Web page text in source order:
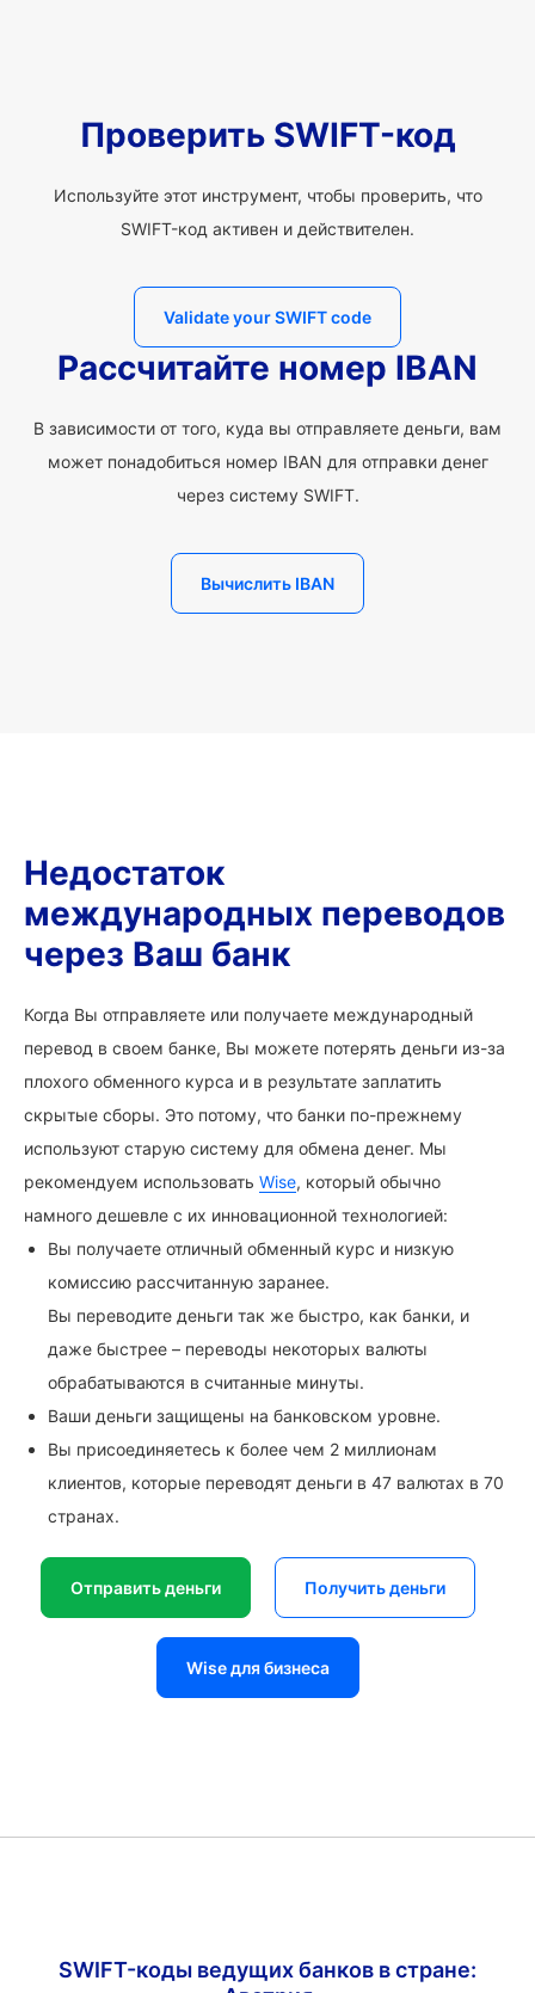
Проверить SWIFT-код
Используйте этот инструмент, чтобы проверить, что
SWIFT-код активен и действителен.
Validate your SWIFT code
Рассчитайте номер IBAN
В зависимости от того, куда вы отправляете деньги, вам
может понадобиться номер IBAN для отправки денег
через систему SWIFT.
Вычислить IBAN
Недостаток
международных переводов
через Ваш банк
Когда Вы отправляете или получаете международный
перевод в своем банке, Вы можете потерять деньги из-за
плохого обменного курса и в результате заплатить
скрытые сборы. Это потому, что банки по-прежнему
используют старую систему для обмена денег. Мы
рекомендуем использовать Wise, который обычно
намного дешевле с их инновационной технологией:
Вы получаете отличный обменный курс и низкую
комиссию рассчитанную заранее.
Вы переводите деньги так же быстро, как банки, и
даже быстрее – переводы некоторых валюты
обрабатываются в считанные минуты.
Ваши деньги защищены на банковском уровне.
Вы присоединяетесь к более чем 2 миллионам
клиентов, которые переводят деньги в 47 валютах в 70
странах.
Отправить деньги Получить деньги
Wise для бизнеса
SWIFT-коды ведущих банков в стране: